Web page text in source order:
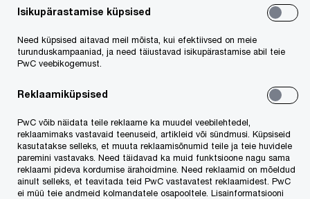
Isikupärastamise küpsised
Need küpsised aitavad meil mõista, kui efektiivsed on meie
turunduskampaaniad, ja need täiustavad isikupärastamise abil teie
PwC veebikogemust.
Reklaamiküpsised
PwC võib näidata teile reklaame ka muudel veebilehtedel,
reklaamimaks vastavaid teenuseid, artikleid või sündmusi. Küpsiseid
kasutatakse selleks, et muuta reklaamisõnumid teile ja teie huvidele
paremini vastavaks. Need täidavad ka muid funktsioone nagu sama
reklaami pideva kordumise ärahoidmine. Need reklaamid on mõeldud
ainult selleks, et teavitada teid PwC vastavatest reklaamidest. PwC
ei müü teie andmeid kolmandatele osapooltele. Lisainformatsiooni